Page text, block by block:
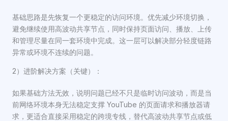
基础思路是先恢复一个更稳定的访问环境。优先减少环境切换，
避免继续使用高波动共享节点，同时保持页面访问、播放、上传
和管理尽量在同一套环境中完成。这一层可以解决部分轻度链路
异常或环境不连续的问题。
2）进阶解决方案（关键）：
如果基础方法无效，说明问题已经不只是临时访问波动，而是当
前网络环境本身无法稳定支撑 YouTube 的页面请求和播放器请
求，更适合直接采用稳定的跨境专线，替代高波动共享节点或低